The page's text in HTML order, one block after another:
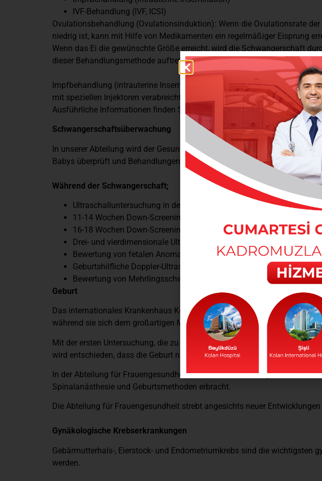
IVF-Behandlung (IVF, ICSI)
Ovulationsbehandlung (Ovulationsinduktion): Wenn die Ovulationsrate
niedrig ist, kann mit Hilfe von Medikamenten ein regelmäßiger Eisprung
Wenn das Ei die gewünschte Größe erreicht, wird die Schwangerschaft
dieser Behandlungsmethode auftreten.
Impfbehandlung (intrauterine Insemination): Hierbei handelt es sich um
mit speziellen Injektoren verabreicht werden.
Ausführliche Informationen finden Sie auf unserer Seite zum Zentrum für
Schwangerschaftsüberwachung
In unserer Abteilung wird der Gesundheitszustand schwangerer Frauen
Babys überprüft und Behandlungen durchgeführt, um Fehlgeburten und
Während der Schwangerschaft;
Ultraschalluntersuchung in der Frühschwangerschaft
11-14 Wochen Down-Screening-Test und Nackendickenmessung
16-18 Wochen Down-Screening-Test und Nackendickenmessung
Drei- und vierdimensionale Ultraschalluntersuchung
Bewertung von fetalen Anomalien oder Verdacht auf Anomalie
Geburtshilfliche Doppler-Ultraschalluntersuchung
Bewertung von Mehrlingsschwangerschaften
Geburt
Das internationales Krankenhaus Kolan bietet den Komfort, der es
während sie sich dem großartigen Moment nähern, der seit 9 Monaten
Mit der ersten Untersuchung, die zu Beginn der Geburt in der Abteilung
wird entschieden, dass die Geburt nach Methode erfolgt.
In der Abteilung für Frauengesundheit werden Dienstleistungen für
Spinalanästhesie und Geburtsmethoden erbracht.
Die Abteilung für Frauengesundheit strebt angesichts neuer
Gynäkologische Krebserkrankungen
Gebärmutterhals-, Eierstock- und Endometriumkrebs sind die wichtigsten
werden.